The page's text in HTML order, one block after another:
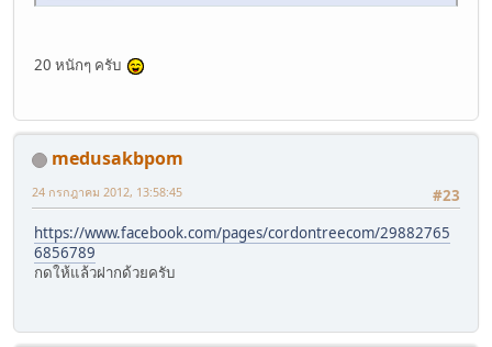
20 หนักๆ ครับ
medusakbpom
#23
24 กรกฎาคม 2012, 13:58:45
https://www.facebook.com/pages/cordontreecom/29882765
6856789
กดให้แล้วฝากด้วยครับ